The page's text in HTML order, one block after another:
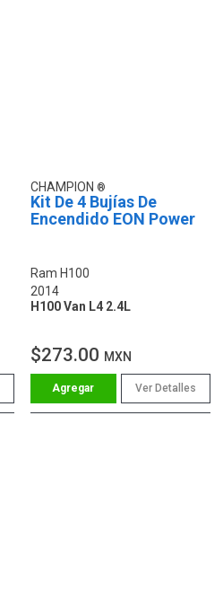
CHAMPION
Kit De 4 Bujías De
Encendido EON Power
Ram H100
2014
H100 Van L4 2.4L
$273.00 MXN
Ver Detalles